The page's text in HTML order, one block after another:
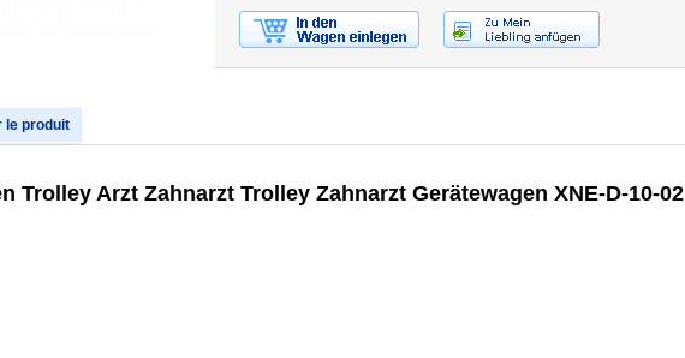
le produit
Trolley Arzt Zahnarzt Trolley Zahnarzt Gerätewagen XNE-D-10-02